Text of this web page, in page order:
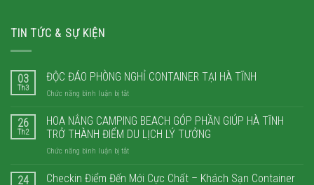
TIN TỨC & SỰ KIỆN
03
Th3
ĐỘC ĐÁO PHÒNG NGHỈ CONTAINER TẠI HÀ TĨNH
Chức năng bình luận bị tắtở
ĐÁO
PHÒNG
NGHỈ
CONTAINER
HÀ
26
Th2
HOA NẮNG CAMPING BEACH GÓP PHẦN GIÚP HÀ TĨNH
TRỞ THÀNH ĐIỂM DU LỊCH LÝ TƯỞNG
Chức năng bình luận bị tắtở
NẮNG
24
Checkin Điểm Đến Mới Cực Chất – Khách Sạn Container